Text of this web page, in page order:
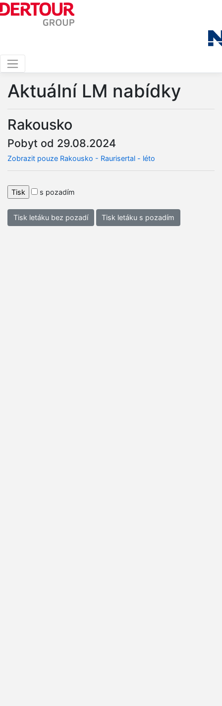
Aktuální LM nabídky
Rakousko
Pobyt od 29.08.2024
Zobrazit pouze Rakousko - Raurisertal - léto
s pozadím
Tisk letáku bez pozadí Tisk letáku s pozadím